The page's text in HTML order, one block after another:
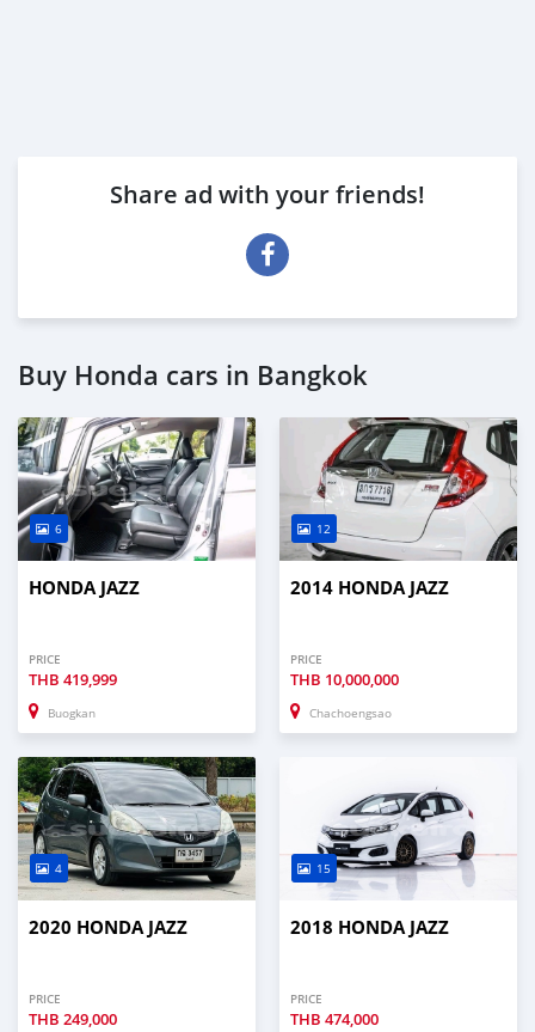
Share ad with your friends!
Buy Honda cars in Bangkok
6
HONDA JAZZ
PRICE
THB 419,999
Buogkan
12
2014 HONDA JAZZ
PRICE
THB 10,000,000
Chachoengsao
4
2020 HONDA JAZZ
PRICE
THB 249,000
15
2018 HONDA JAZZ
PRICE
THB 474,000